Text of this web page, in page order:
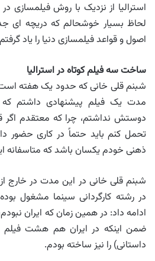
استرالیا از نزدیک با روش فیلمسازی
لحاظ بسیار خوشحالم که دریچه ای
اصول و قواعد فیلمسازی دنیا را یاد
ساخت سه فیلم کوتاه در استرالیا
شبنم قلی خانی که حدود یک هفته است
مدت یک فیلم پیشنهادی داشتم که
دوستش نداشتم، چرا که معتقدم اگر
تحمل کنم باید حتماً در کاری حضور
ذهنی خودم یکسان باشد که متاسفانه
شبنم قلی خانی در این مدت در خارج
در رشته کارگردانی سینما مشغول
ادامه داد: در همین زمان که ایران
ضمن اینکه در ایران هم هشت فیلم
داستانی) را نیز ساخته بودم.